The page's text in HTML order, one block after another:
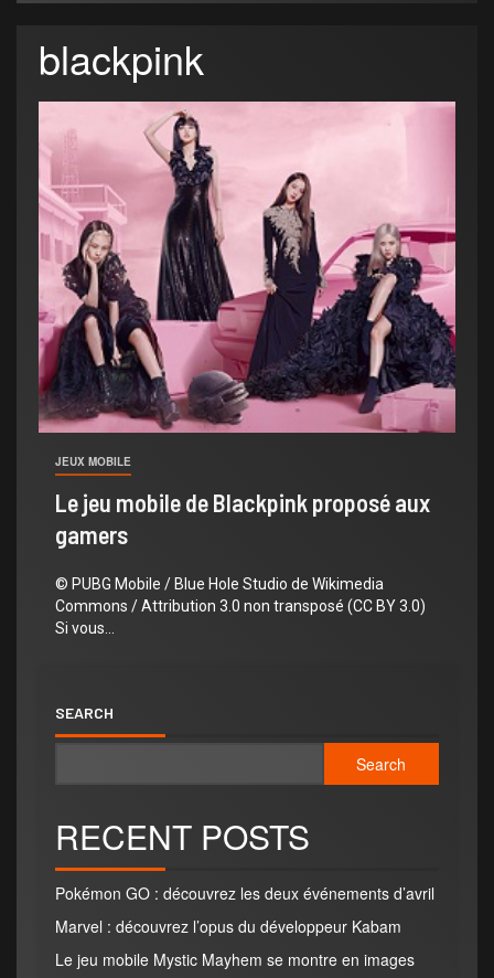
blackpink
JEUX MOBILE
Le jeu mobile de Blackpink proposé aux
gamers
© PUBG Mobile / Blue Hole Studio de Wikimedia
Commons / Attribution 3.0 non transposé (CC BY 3.0)
Si vous...
SEARCH
Search
RECENT POSTS
Pokémon GO : découvrez les deux événements d’avril
Marvel : découvrez l’opus du développeur Kabam
Le jeu mobile Mystic Mayhem se montre en images